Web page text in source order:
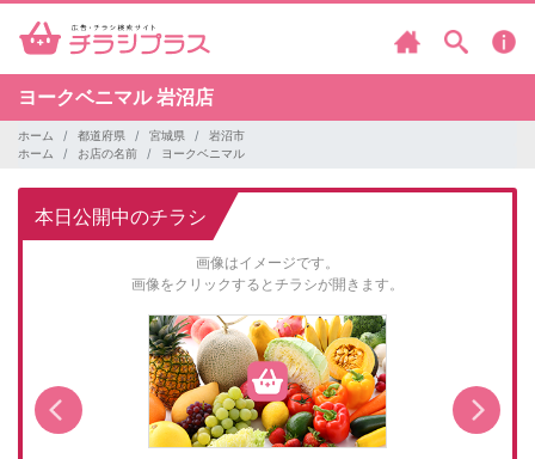
ヨークベニマル岩沼店
ホーム 都道府県 宮城県
岩沼市
ホーム
お店の名前 ヨークベニマル
本日公開中のチラシ
画像はイメージです。
画像をクリックするとチラシが開きます。